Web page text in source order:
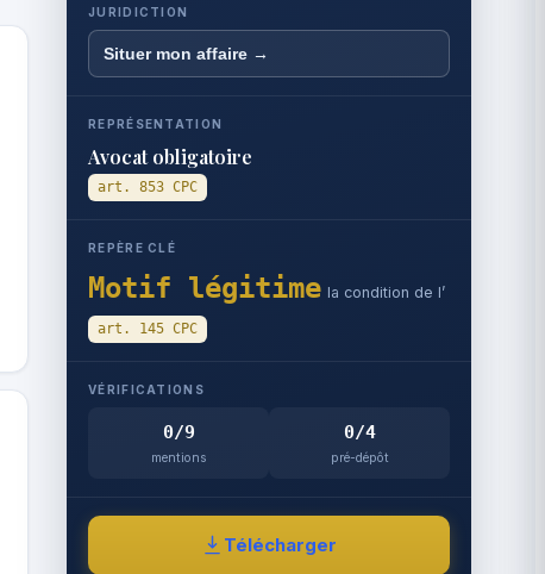
JURIDICTION
Situer mon affaire →
REPRÉSENTATION
Avocat obligatoire
art. 853 CPC
REPÈRE CLÉ
Motif légitime la condition de l’
art. 145 CPC
VÉRIFICATIONS
0/9
mentions
0/4
pré-dépôt
Télécharger